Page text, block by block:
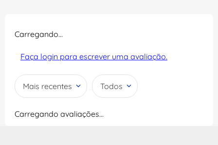
Carregando…
Faça login para escrever uma avaliação.
Mais recentes Todos
Carregando avaliações…